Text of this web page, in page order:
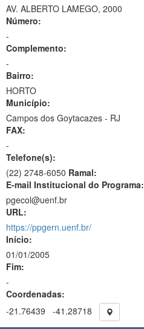
AV. ALBERTO LAMEGO, 2000
Número:
-
Complemento:
-
Bairro:
HORTO
Município:
Campos dos Goytacazes - RJ
FAX:
-
Telefone(s):
(22) 2748-6050 Ramal:
E-mail Institucional do Programa:
pgecol@uenf.br
URL:
https://ppgern.uenf.br/
Início:
01/01/2005
Fim:
-
Coordenadas:
-21.76439
-41.28718